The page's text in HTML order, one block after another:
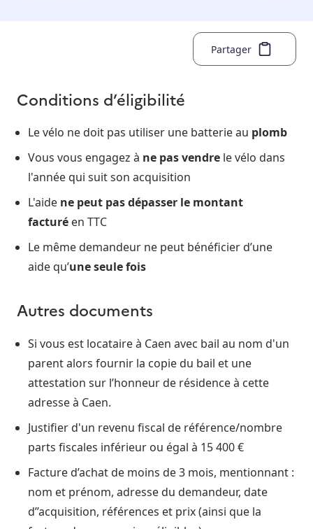
Partager
Conditions d’éligibilité
Le vélo ne doit pas utiliser une batterie au plomb
Vous vous engagez à ne pas vendre le vélo dans
l'année qui suit son acquisition
L'aide ne peut pas dépasser le montant
facturé en TTC
Le même demandeur ne peut bénéficier d’une
aide qu’une seule fois
Autres documents
Si vous est locataire à Caen avec bail au nom d'un
parent alors fournir la copie du bail et une
attestation sur l’honneur de résidence à cette
adresse à Caen.
Justifier d'un revenu fiscal de référence/nombre
parts fiscales inférieur ou égal à 15 400 €
Facture d’achat de moins de 3 mois, mentionnant :
nom et prénom, adresse du demandeur, date
d’’acquisition, références et prix (ainsi que la